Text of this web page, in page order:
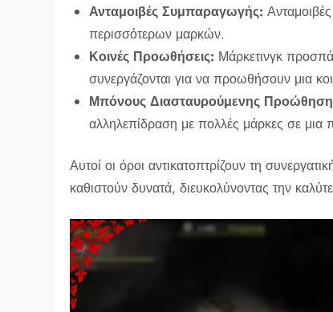
Ανταμοιβές Συμπαραγωγής:
περισσότερων μαρκών.
Κοινές Προωθήσεις: Μάρκετινγκ
συνεργάζονται για να προωθήσουν μια
Μπόνους Διασταυρούμενης
αλληλεπίδραση με πολλές μάρκες σε μια
Αυτοί οι όροι αντικατοπτρίζουν τη
καθιστούν δυνατά, διευκολύνοντας την